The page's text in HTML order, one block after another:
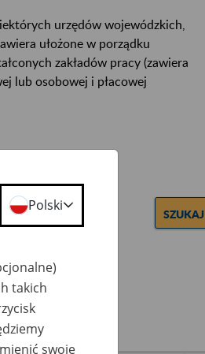
urzędów wojewódzkich,
ułożone w porządku
zakładów pracy (zawiera
lub osobowej i płacowej
SZUKAJ
Polski
takich
swoje